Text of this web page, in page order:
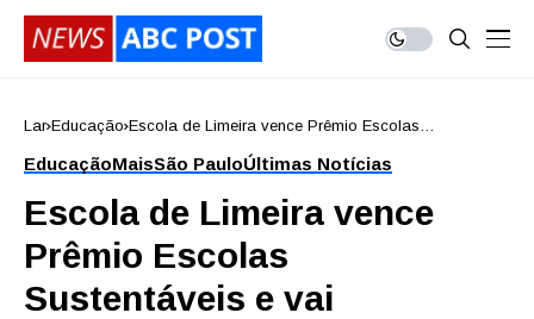
Lar Educação Escola de Limeira vence Prêmio Escolas
internacional
EducaçãoMaisSão PauloÚltimas Notícias
Escola de Limeira vence
Prêmio Escolas
Sustentáveis e vai